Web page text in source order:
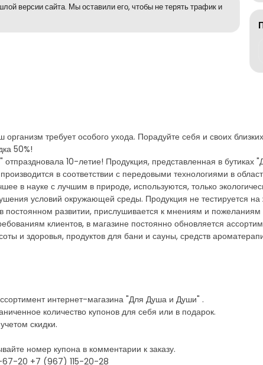
версии сайта. Мы оставили его, чтобы не терять трафик и
требует особого ухода. Порадуйте себя и своих
50%!
10-летие! Продукция, представленная в бутиках
в соответствии с передовыми технологиями в
в науке с лучшим в природе, используются, только
условий окружающей среды. Продукция не тестируется на
развитии, прислушивается к мнениям и
клиентов, в магазине постоянно обновляется
и здоровья, продуктов для бани и сауны, средств
интернет-магазина "Для Душа и Души" .
количество купонов для себя или в подарок.
скидки.
номер купона в комментарии к заказу.
20 +7 (967) 115-20-28